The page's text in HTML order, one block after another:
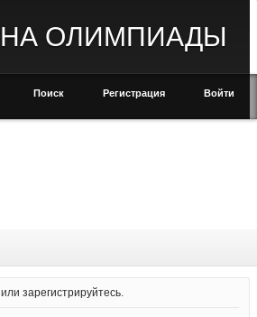
ОЛИМПИАДЫ
Поиск Регистрация Войти
илизарегистрируйтесь